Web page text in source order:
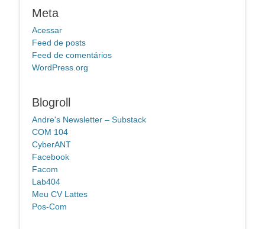
Meta
Acessar
Feed de posts
Feed de comentários
WordPress.org
Blogroll
Andre's Newsletter – Substack
COM 104
CyberANT
Facebook
Facom
Lab404
Meu CV Lattes
Pos-Com